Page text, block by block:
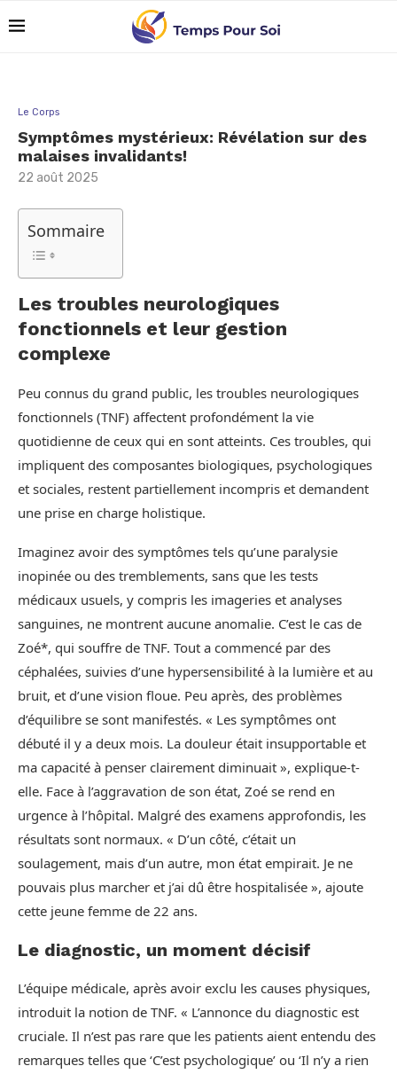
Le Corps
Symptômes mystérieux: Révélation sur des
malaises invalidants!
22 août 2025
Sommaire
Les troubles neurologiques
fonctionnels et leur gestion
complexe
Peu connus du grand public, les troubles neurologiques
fonctionnels (TNF) affectent profondément la vie
quotidienne de ceux qui en sont atteints. Ces troubles, qui
impliquent des composantes biologiques, psychologiques
et sociales, restent partiellement incompris et demandent
une prise en charge holistique.
Imaginez avoir des symptômes tels qu’une paralysie
inopinée ou des tremblements, sans que les tests
médicaux usuels, y compris les imageries et analyses
sanguines, ne montrent aucune anomalie. C’est le cas de
Zoé*, qui souffre de TNF. Tout a commencé par des
céphalées, suivies d’une hypersensibilité à la lumière et au
bruit, et d’une vision floue. Peu après, des problèmes
d’équilibre se sont manifestés. « Les symptômes ont
débuté il y a deux mois. La douleur était insupportable et
ma capacité à penser clairement diminuait », explique-t-
elle. Face à l’aggravation de son état, Zoé se rend en
urgence à l’hôpital. Malgré des examens approfondis, les
résultats sont normaux. « D’un côté, c’était un
soulagement, mais d’un autre, mon état empirait. Je ne
pouvais plus marcher et j’ai dû être hospitalisée », ajoute
cette jeune femme de 22 ans.
Le diagnostic, un moment décisif
L’équipe médicale, après avoir exclu les causes physiques,
introduit la notion de TNF. « L’annonce du diagnostic est
cruciale. Il n’est pas rare que les patients aient entendu des
remarques telles que ‘C’est psychologique’ ou ‘Il n’y a rien